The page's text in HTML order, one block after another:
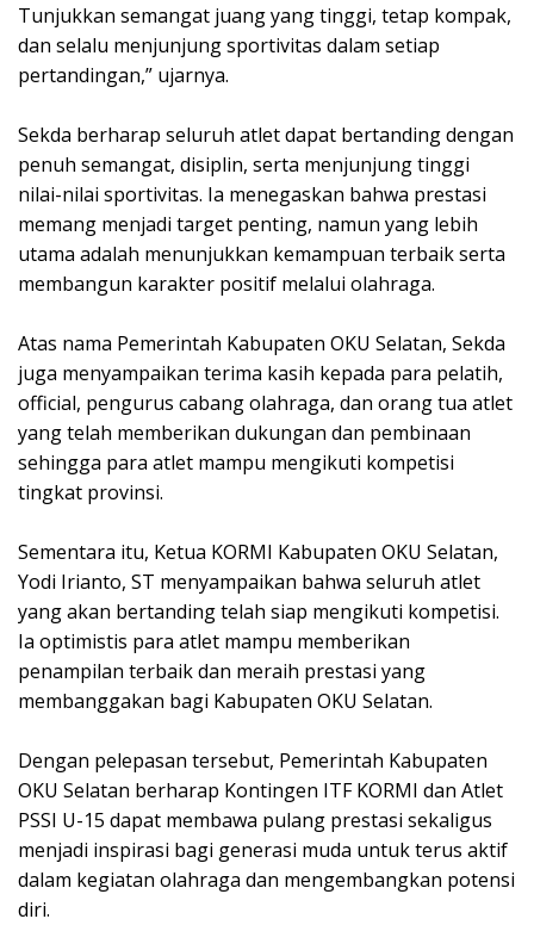
Tunjukkan semangat juang yang tinggi, tetap kompak,
dan selalu menjunjung sportivitas dalam setiap
pertandingan,” ujarnya.
Sekda berharap seluruh atlet dapat bertanding dengan
penuh semangat, disiplin, serta menjunjung tinggi
nilai-nilai sportivitas. Ia menegaskan bahwa prestasi
memang menjadi target penting, namun yang lebih
utama adalah menunjukkan kemampuan terbaik serta
membangun karakter positif melalui olahraga.
Atas nama Pemerintah Kabupaten OKU Selatan, Sekda
juga menyampaikan terima kasih kepada para pelatih,
official, pengurus cabang olahraga, dan orang tua atlet
yang telah memberikan dukungan dan pembinaan
sehingga para atlet mampu mengikuti kompetisi
tingkat provinsi.
Sementara itu, Ketua KORMI Kabupaten OKU Selatan,
Yodi Irianto, ST menyampaikan bahwa seluruh atlet
yang akan bertanding telah siap mengikuti kompetisi.
Ia optimistis para atlet mampu memberikan
penampilan terbaik dan meraih prestasi yang
membanggakan bagi Kabupaten OKU Selatan.
Dengan pelepasan tersebut, Pemerintah Kabupaten
OKU Selatan berharap Kontingen ITF KORMI dan Atlet
PSSI U-15 dapat membawa pulang prestasi sekaligus
menjadi inspirasi bagi generasi muda untuk terus aktif
dalam kegiatan olahraga dan mengembangkan potensi
diri.